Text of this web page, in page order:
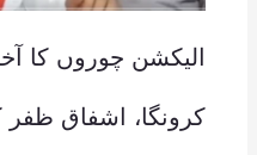
الیکشن چوروں کا
کرونگا، اشفاق ظفر